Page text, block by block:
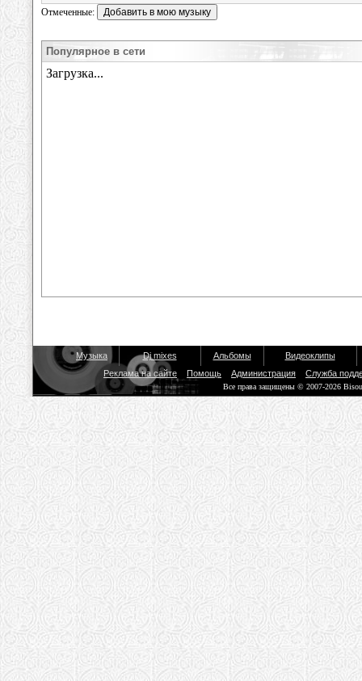
Отмеченные:
Популярное в сети
Музыка Dj mixes Альбомы
Видеоклипы
Реклама на сайте
Помощь Администрация Служба
Все права защищены © 2007-2026